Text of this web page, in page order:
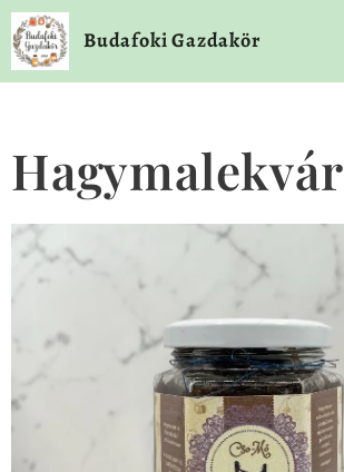
Budafoki Gazdakör
Hagymalekvár